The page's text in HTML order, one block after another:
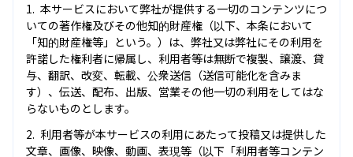
本サービスにおいて弊社が提供する一切のコンテンツにつ
いての著作権及びその他知的財産権（以下、本条において
「知的財産権等」という。）は、弊社又は弊社にその利用を
許諾した権利者に帰属し、利用者等は無断で複製、譲渡、貸
与、翻訳、改変、転載、公衆送信（送信可能化を含みま
す）、伝送、配布、出版、営業その他一切の利用をしてはな
らないものとします。
利用者等が本サービスの利用にあたって投稿又は提供した
文章、画像、映像、動画、表現等（以下「利用者等コンテン